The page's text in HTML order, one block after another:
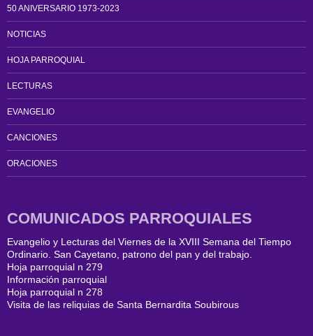
50 ANIVERSARIO 1973-2023
NOTICIAS
HOJA PARROQUIAL
LECTURAS
EVANGELIO
CANCIONES
ORACIONES
COMUNICADOS PARROQUIALES
Evangelio y Lecturas del Viernes de la XVIII Semana del Tiempo
Ordinario. San Cayetano, patrono del pan y del trabajo.
Hoja parroquial n 279
Información parroquial
Hoja parroquial n 278
Visita de las reliquias de Santa Bernardita Soubirous